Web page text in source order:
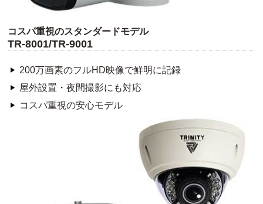
コスパ重視のスタンダードモデル
TR-8001/TR-9001
200万画素のフルHD映像で鮮明に記録
屋外設置・夜間撮影にも対応
コスパ重視の安心モデル